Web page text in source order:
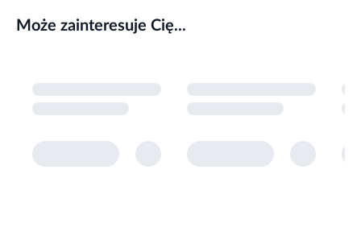
Może zainteresuje Cię...